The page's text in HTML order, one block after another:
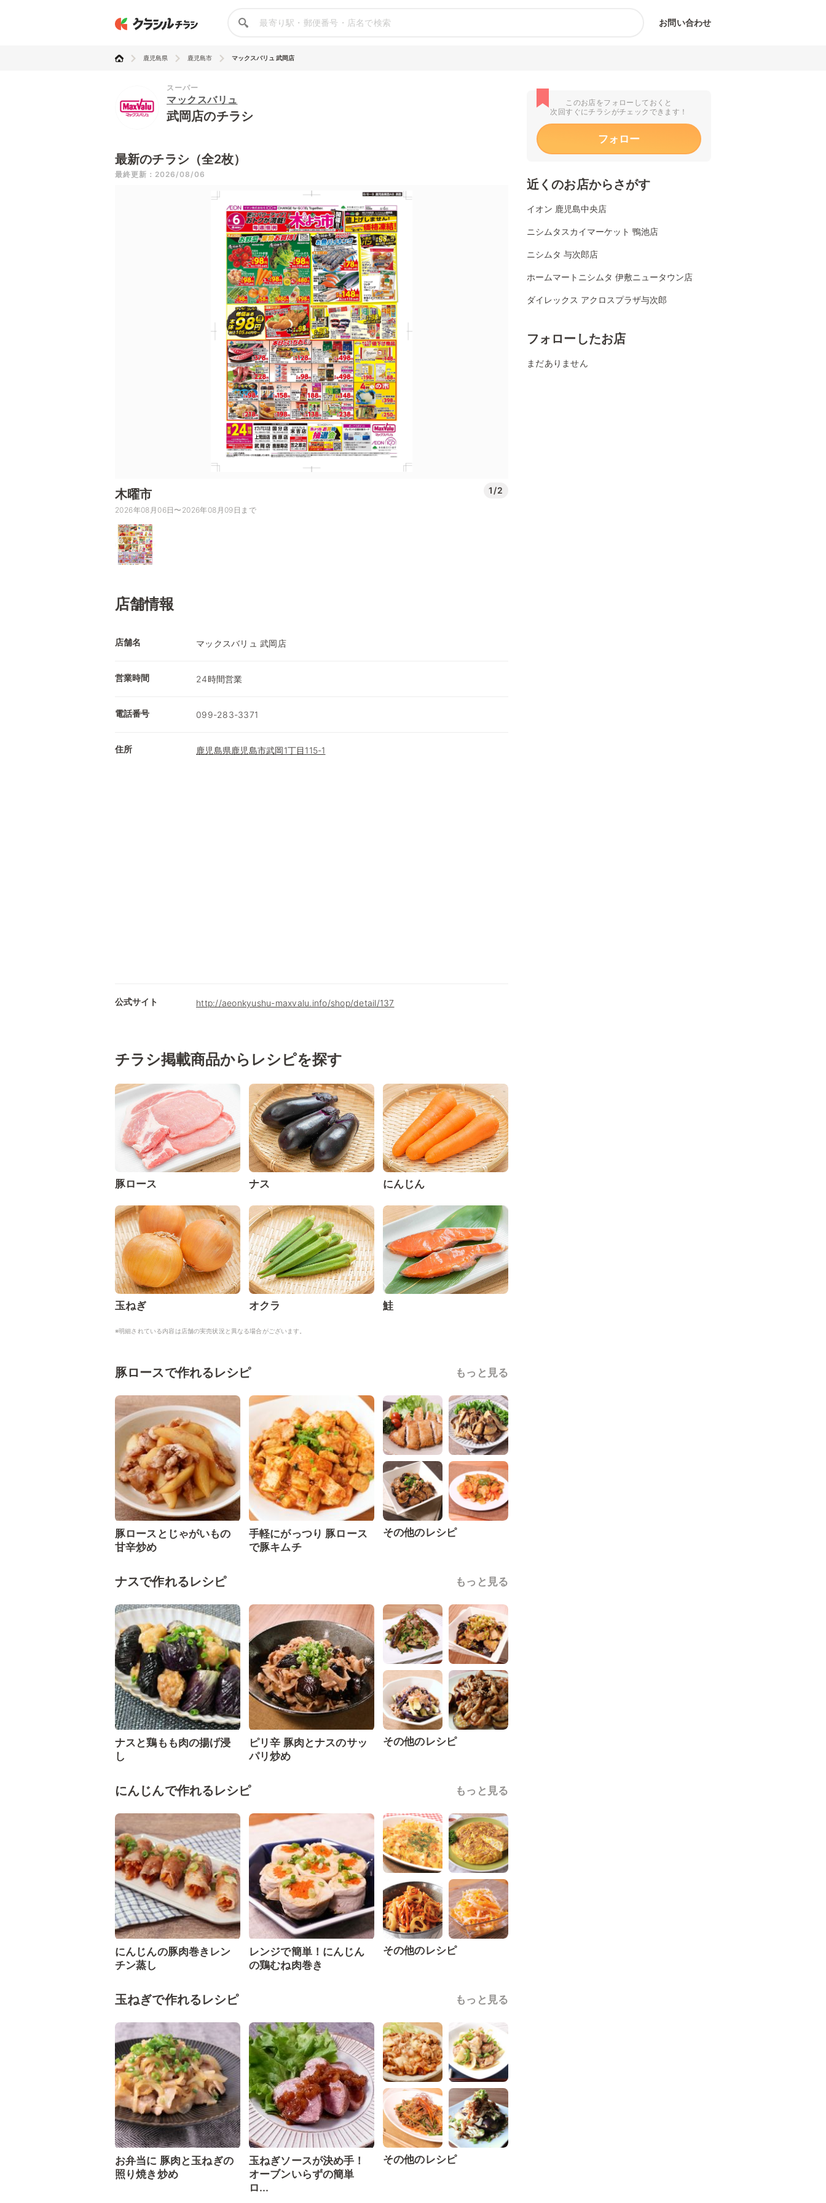
お問い合わせ
鹿児島県 鹿児島市 マックスバリュ 武岡店
スーパー
マックスバリュ
武岡店のチラシ
最新のチラシ（全2枚）
最終更新：2026/08/06
木曜市 1/2
2026年08月06日〜2026年08月09日まで
店舗情報
店舗名 マックスバリュ 武岡店
営業時間 24時間営業
電話番号 099-283-3371
住所 鹿児島県鹿児島市武岡1丁目115-1
公式サイト http://aeonkyushu-maxvalu.info/shop/detail/137
チラシ掲載商品からレシピを探す
豚ロース ナス にんじん
玉ねぎ オクラ 鮭
※明細されている内容は店舗の実売状況と異なる場合がございます。
豚ロースで作れるレシピ もっと見る
豚ロースとじゃがいもの
甘辛炒め
手軽にがっつり 豚ロース
で豚キムチ
その他のレシピ
ナスで作れるレシピ もっと見る
ナスと鶏もも肉の揚げ浸
し
ピリ辛 豚肉とナスのサッ
パリ炒め
その他のレシピ
にんじんで作れるレシピ もっと見る
にんじんの豚肉巻きレン
チン蒸し
レンジで簡単！にんじん
の鶏むね肉巻き
その他のレシピ
玉ねぎで作れるレシピ もっと見る
お弁当に 豚肉と玉ねぎの
照り焼き炒め
玉ねぎソースが決め手！
オーブンいらずの簡単
ロ...
その他のレシピ
このお店をフォローしておくと
次回すぐにチラシがチェックできます！
フォロー
近くのお店からさがす
イオン 鹿児島中央店
ニシムタスカイマーケット 鴨池店
ニシムタ 与次郎店
ホームマートニシムタ 伊敷ニュータウン店
ダイレックス アクロスプラザ与次郎
フォローしたお店
まだありません